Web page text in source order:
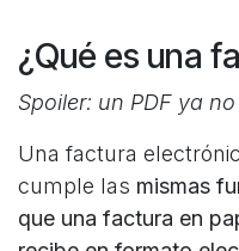
¿Qué es una
Spoiler: un PDF ya no
Una factura
cumple las mismas
que una factura en